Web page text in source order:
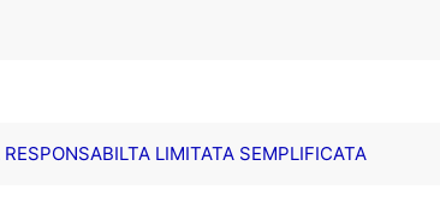
LIMITATA SEMPLIFICATA